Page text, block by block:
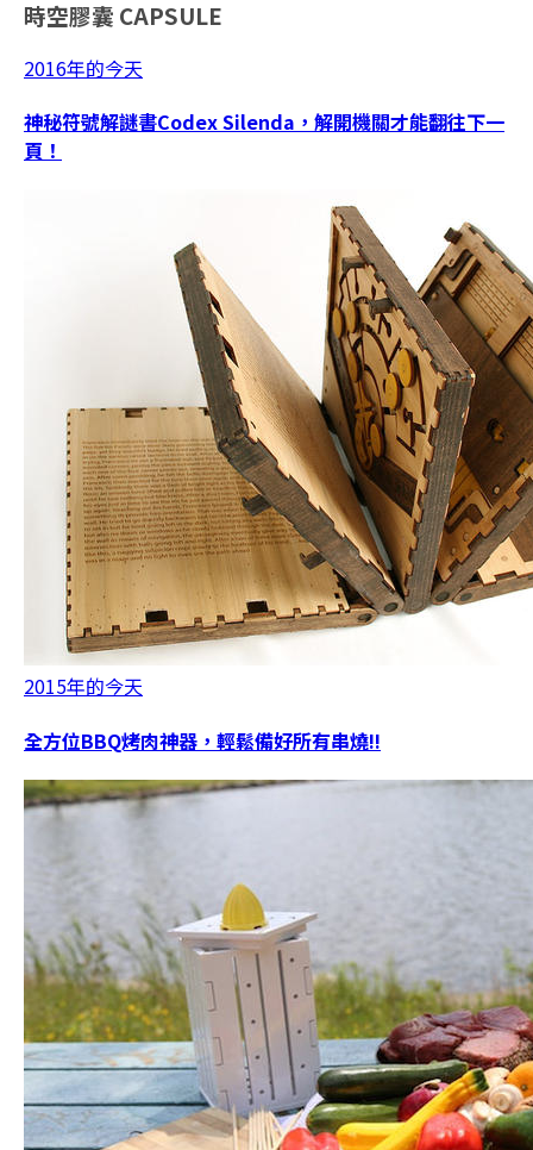
時空膠囊 CAPSULE
2016年的今天
神秘符號解謎書Codex Silenda，解開機關才能翻往下一
頁！
2015年的今天
全方位BBQ烤肉神器，輕鬆備好所有串燒!!